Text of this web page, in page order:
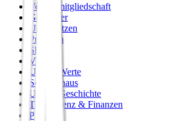
Vereinsmitgliedschaft
Gastgeber
Unterstützen
Premium
Shop
Vision
Unsere Werte
Seminarhaus
Unsere Geschichte
Transparenz & Finanzen
Presse